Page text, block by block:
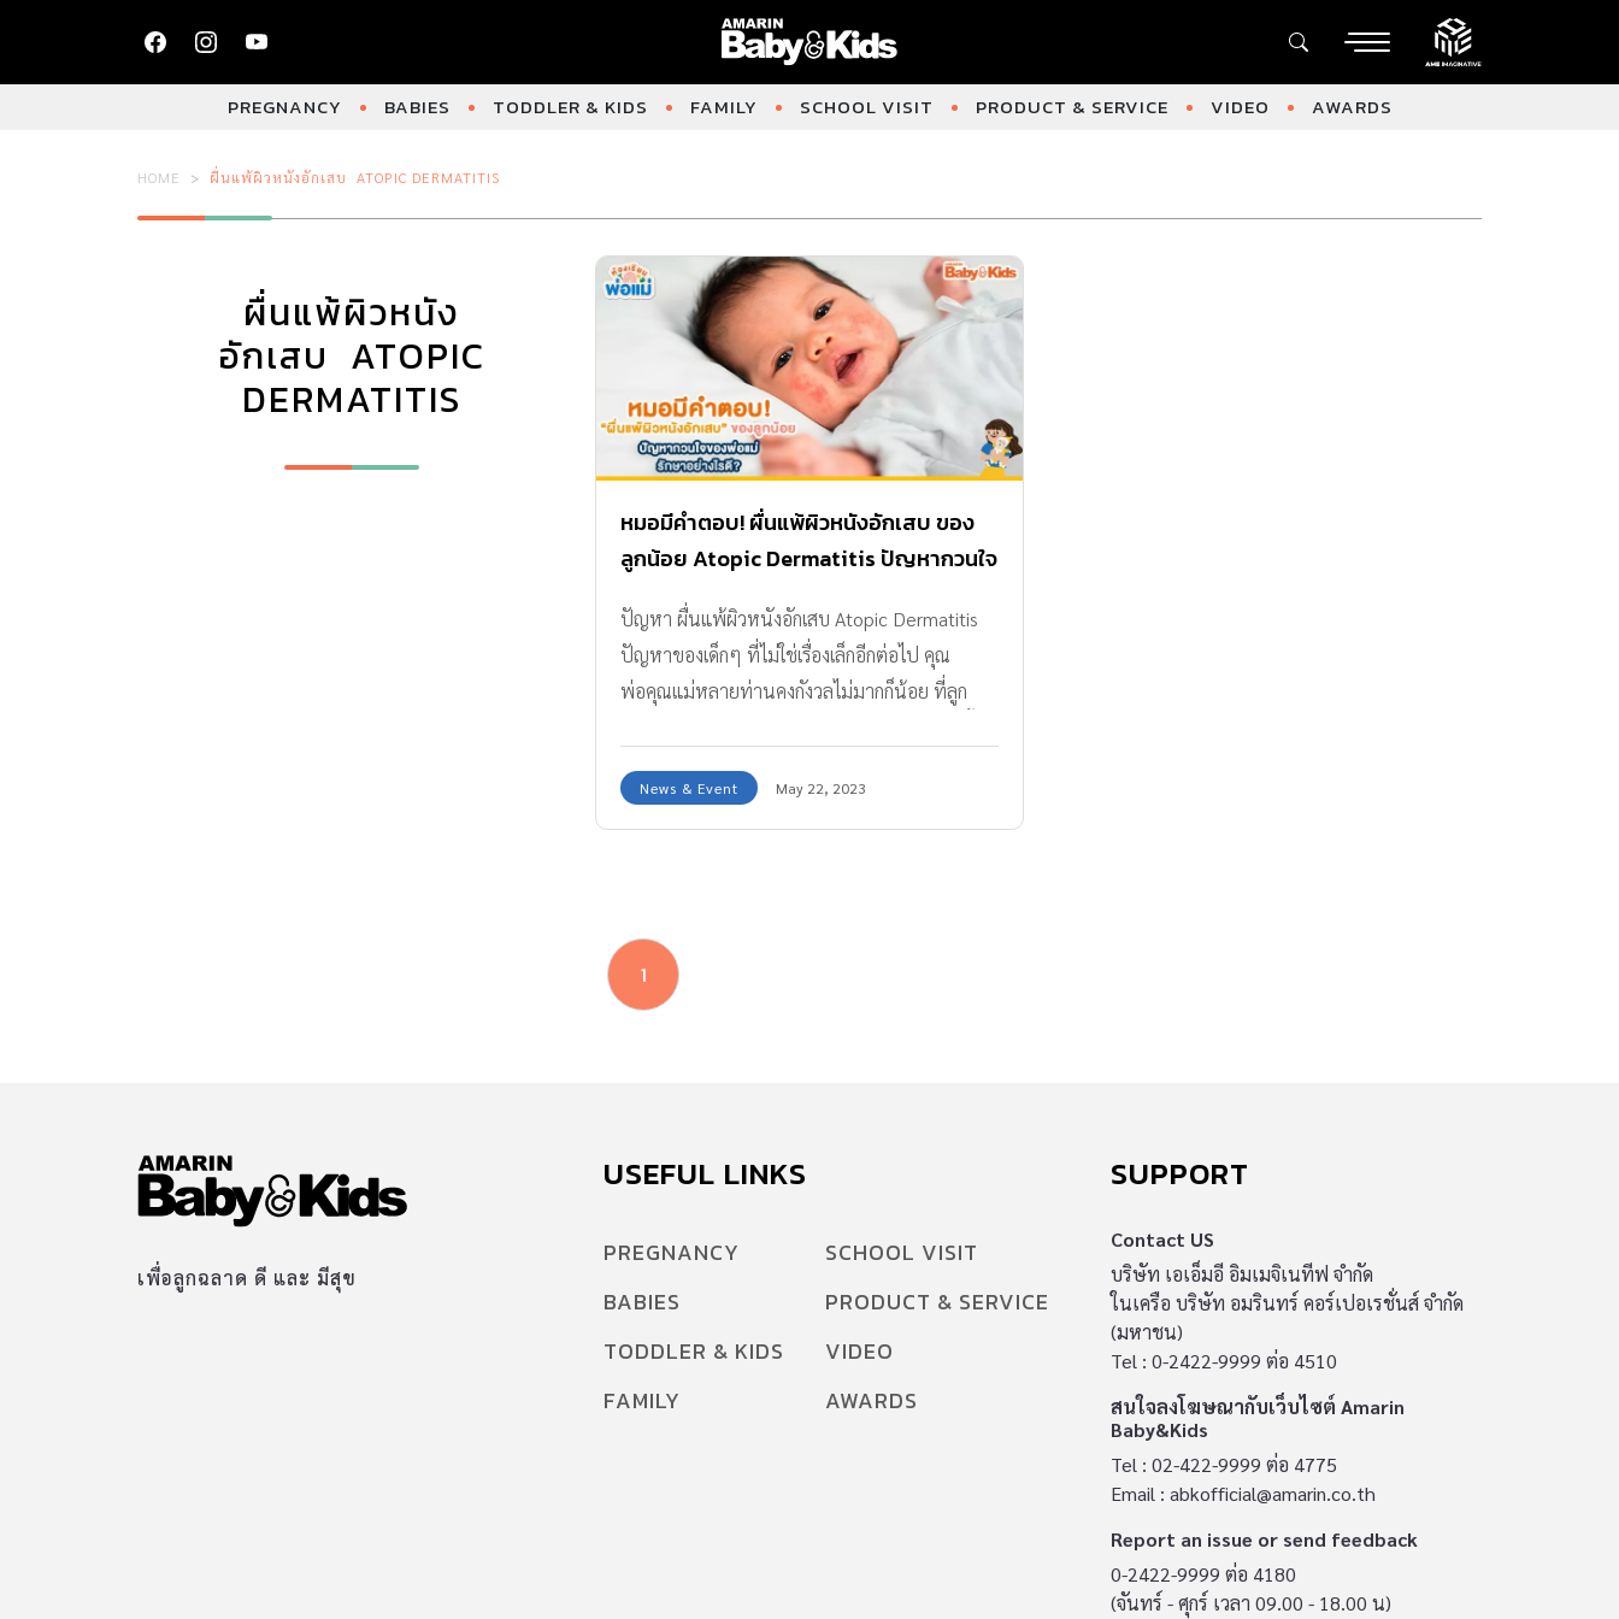
PREGNANCY BABIES TODDLER & KIDS FAMILY SCHOOL VISIT PRODUCT & SERVICE VIDEO AWARDS
HOME ผื่นแพ้ผิวหนังอักเสบ ATOPIC DERMATITIS
ผื่นแพ้ผิวหนัง
อักเสบ ATOPIC
DERMATITIS
หมอมีคำตอบ! ผื่นแพ้ผิวหนังอักเสบ ของ
ลูกน้อย Atopic Dermatitis ปัญหากวนใจ
ของพ่อแม่ รักษาอย่างไรดี?
ปัญหา ผื่นแพ้ผิวหนังอักเสบ Atopic Dermatitis
ปัญหาของเด็กๆ ที่ไม่ใช่เรื่องเล็กอีกต่อไป คุณ
พ่อคุณแม่หลายท่านคงกังวลไม่มากก็น้อย ที่ลูก
รอยดำ ถึงผื่นแพ้ผิวหนังอักเสบเหล่านี้ จะไม่ได้เป็น
อันตราย เพราะไม่ได้เกิดจากการติดเชื้อ หรือเป็น
รอยด่างดำ ผิวหนังแห้งด้าน และอาจส่งผลต่อ
บุคลิกในการเข้าสังคม และสมาธิในการเรียนของลูก
น้อยได้ด้วย วันนี้ Amarin Baby & Kids มีนัดคุยกับ
แพ้ผิวหนังอักเสบในเด็ก เกิดจากอะไร จะทราบได้
หลากหลายคำถามที่คุณพ่อ คุณแม่อยากรู้ เรามีคำ
ตอบให้คะ Amarin Baby & Kids ได้รับเกียรติจาก
[…]
News & Event May 22, 2023
1
เพื่อลูกฉลาด ดี และ มีสุข
USEFUL LINKS
PREGNANCY
BABIES
TODDLER & KIDS
FAMILY
SCHOOL VISIT
PRODUCT & SERVICE
VIDEO
AWARDS
SUPPORT
Contact US
บริษัท เอเอ็มอี อิมเมจิเนทีฟ จำกัด
ในเครือ บริษัท อมรินทร์ คอร์เปอเรชั่นส์ จำกัด
(มหาชน)
Tel : 0-2422-9999 ต่อ 4510
สนใจลงโฆษณากับเว็บไซต์ Amarin
Baby&Kids
Tel : 02-422-9999 ต่อ 4775
Email : abkofficial@amarin.co.th
Report an issue or send feedback
0-2422-9999 ต่อ 4180
(จันทร์ - ศุกร์ เวลา 09.00 - 18.00 น)